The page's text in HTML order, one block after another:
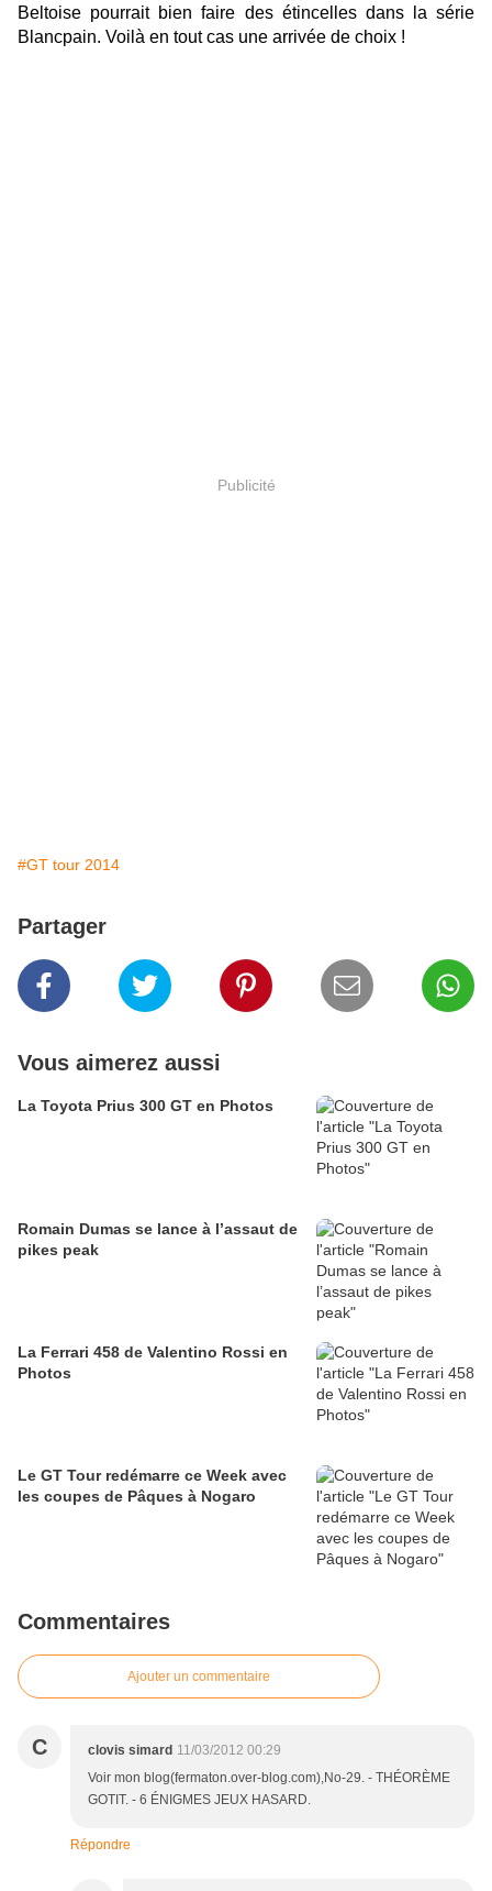
Beltoise pourrait bien faire des étincelles dans la série
Blancpain. Voilà en tout cas une arrivée de choix !
Publicité
#GT tour 2014
Partager
Vous aimerez aussi
La Toyota Prius 300 GT en Photos
Romain Dumas se lance à l’assaut de
pikes peak
La Ferrari 458 de Valentino Rossi en
Photos
Le GT Tour redémarre ce Week avec
les coupes de Pâques à Nogaro
Commentaires
Ajouter un commentaire
C clovis simard 11/03/2012 00:29
Voir mon blog(fermaton.over-blog.com),No-29. - THÉORÈME
GOTIT. - 6 ÉNIGMES JEUX HASARD.
Répondre